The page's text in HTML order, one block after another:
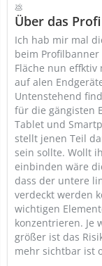
💩
Über das
Ich hab mir mal
beim
Fläche nun
auf alen
Untenstehend
für die gängisten
Tablet und
stellt jenen Teil
sein sollte. Wollt
einbinden wäre
dass der untere
verdeckt werden
wichtigen
konzentrieren. Je
größer ist das
mehr sichtbar ist